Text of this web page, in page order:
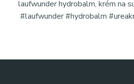
laufwunder hydrobalm, krém na
#laufwunder #hydrobalm